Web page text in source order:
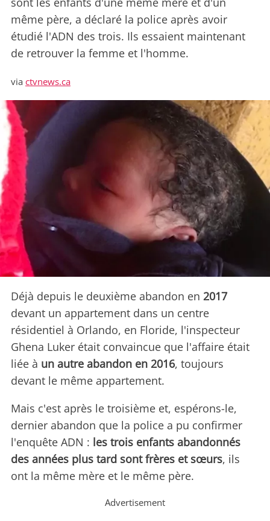
même père, a déclaré la police après avoir
étudié l'ADN des trois. Ils essaient maintenant
de retrouver la femme et l'homme.
via ctvnews.ca
Déjà depuis le deuxième abandon en 2017
devant un appartement dans un centre
résidentiel à Orlando, en Floride, l'inspecteur
Ghena Luker était convaincue que l'affaire était
liée à un autre abandon en 2016, toujours
devant le même appartement.
Mais c'est après le troisième et, espérons-le,
dernier abandon que la police a pu confirmer
l'enquête ADN : les trois enfants abandonnés
des années plus tard sont frères et sœurs, ils
ont la même mère et le même père.
Advertisement